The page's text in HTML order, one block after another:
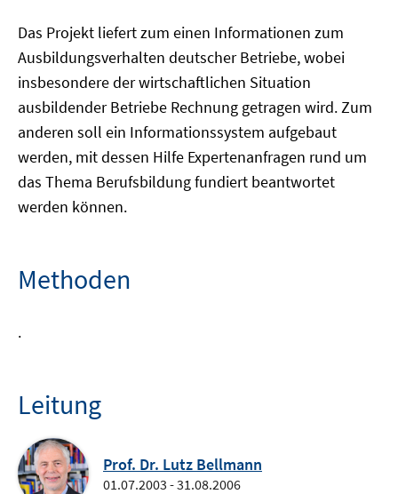
Das Projekt liefert zum einen Informationen zum
Ausbildungsverhalten deutscher Betriebe, wobei
insbesondere der wirtschaftlichen Situation
ausbildender Betriebe Rechnung getragen wird. Zum
anderen soll ein Informationssystem aufgebaut
werden, mit dessen Hilfe Expertenanfragen rund um
das Thema Berufsbildung fundiert beantwortet
werden können.
Methoden
.
Leitung
Prof. Dr. Lutz Bellmann
01.07.2003 - 31.08.2006